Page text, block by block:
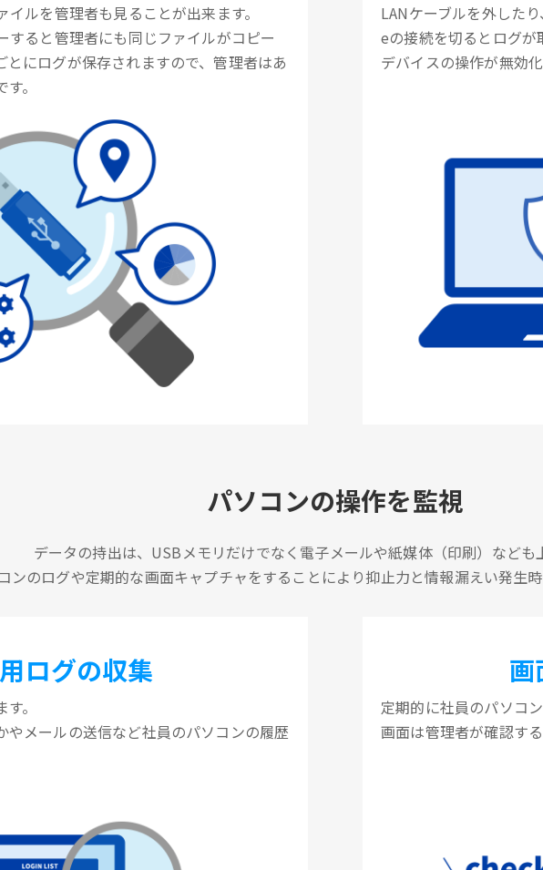
ルを管理者も見ることが出来ます。
すると管理者にも同じファイルがコピー
にログが保存されますので、管理者はあ
。
LANケーブルを外した
eの接続を切るとログ
デバイスの操作が無効
パソコンの操作を監視
データの持出は、USBメモリだけでなく電子メールや紙媒体（印刷）なども
ンのログや定期的な画面キャプチャをすることにより抑止力と情報漏えい発生時
ログの収集
。
やメールの送信など社員のパソコンの履歴
画
定期的に社員のパソコ
画面は管理者が確認する